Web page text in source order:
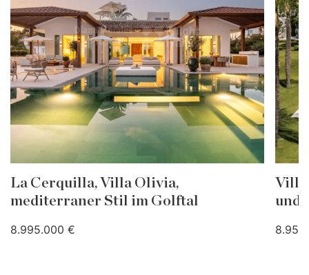
La Cerquilla, Villa Olivia,
mediterraner Stil im Golftal
8.995.000 €
Villa
und